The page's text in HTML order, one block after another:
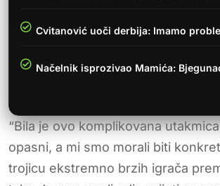
Cvitanović uoči derbija: Imamo
Načelnik isprozivao Mamića:
“Bila je ovo komplikovana
opasni, a mi smo morali biti
trojicu ekstremno brzih igrača